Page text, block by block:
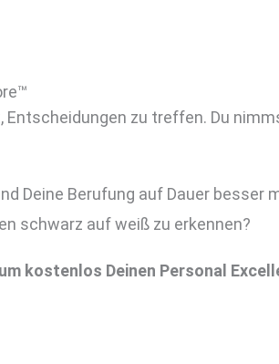
zu treffen. Du
Deine Berufung auf Dauer
schwarz auf weiß zu erkennen?
kostenlos Deinen Personal